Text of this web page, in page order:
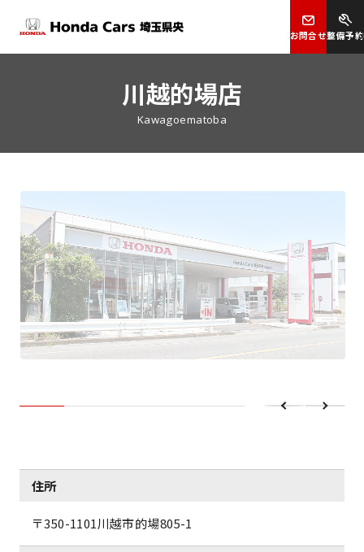
お問合せ整備予約
川越的場店
Kawagoematoba
住所
〒350-1101川越市的場805-1